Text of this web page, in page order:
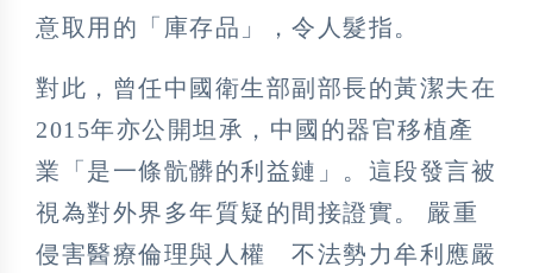
意取用的「庫存品」，令人髮指。
對此，曾任中國衛生部副部長的黃潔夫在
2015年亦公開坦承，中國的器官移植產
業「是一條骯髒的利益鏈」。這段發言被
視為對外界多年質疑的間接證實。 嚴重
侵害醫療倫理與人權 不法勢力牟利應嚴